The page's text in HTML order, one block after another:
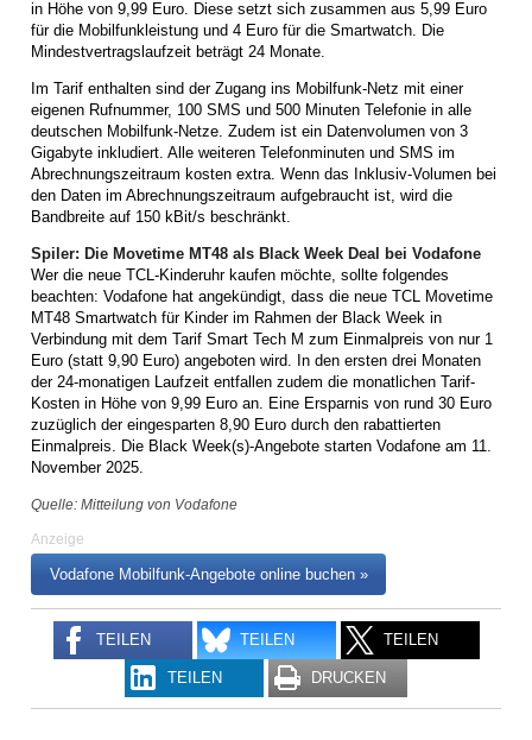
in Höhe von 9,99 Euro. Diese setzt sich zusammen aus 5,99 Euro
für die Mobilfunkleistung und 4 Euro für die Smartwatch. Die
Mindestvertragslaufzeit beträgt 24 Monate.
Im Tarif enthalten sind der Zugang ins Mobilfunk-Netz mit einer
eigenen Rufnummer, 100 SMS und 500 Minuten Telefonie in alle
deutschen Mobilfunk-Netze. Zudem ist ein Datenvolumen von 3
Gigabyte inkludiert. Alle weiteren Telefonminuten und SMS im
Abrechnungszeitraum kosten extra. Wenn das Inklusiv-Volumen bei
den Daten im Abrechnungszeitraum aufgebraucht ist, wird die
Bandbreite auf 150 kBit/s beschränkt.
Spiler: Die Movetime MT48 als Black Week Deal bei Vodafone
Wer die neue TCL-Kinderuhr kaufen möchte, sollte folgendes
beachten: Vodafone hat angekündigt, dass die neue TCL Movetime
MT48 Smartwatch für Kinder im Rahmen der Black Week in
Verbindung mit dem Tarif Smart Tech M zum Einmalpreis von nur 1
Euro (statt 9,90 Euro) angeboten wird. In den ersten drei Monaten
der 24-monatigen Laufzeit entfallen zudem die monatlichen Tarif-
Kosten in Höhe von 9,99 Euro an. Eine Ersparnis von rund 30 Euro
zuzüglich der eingesparten 8,90 Euro durch den rabattierten
Einmalpreis. Die Black Week(s)-Angebote starten Vodafone am 11.
November 2025.
Quelle: Mitteilung von Vodafone
Anzeige
Vodafone Mobilfunk-Angebote online buchen »
TEILEN TEILEN TEILEN
TEILEN DRUCKEN